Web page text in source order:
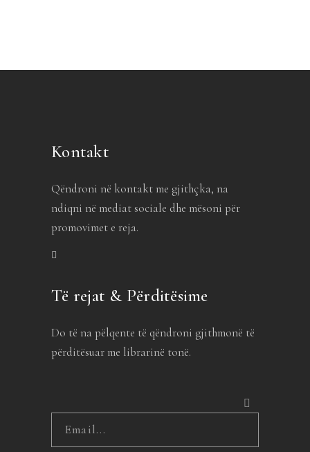
Kontakt
Qëndroni në kontakt me gjithçka, na
ndiqni në mediat sociale dhe mësoni për
promovimet e reja.
Të rejat & Përditësime
Do të na pëlqente të qëndroni gjithmonë të
përditësuar me librarinë tonë.